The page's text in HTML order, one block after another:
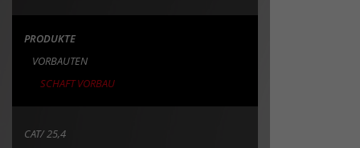
PRODUKTE
VORBAUTEN
SCHAFT VORBAU
CAT/ 25,4